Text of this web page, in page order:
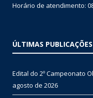
Horário de atendimento:
ÚLTIMAS PUBLICAÇÕES
Edital do 2º Campeonato
agosto de 2026